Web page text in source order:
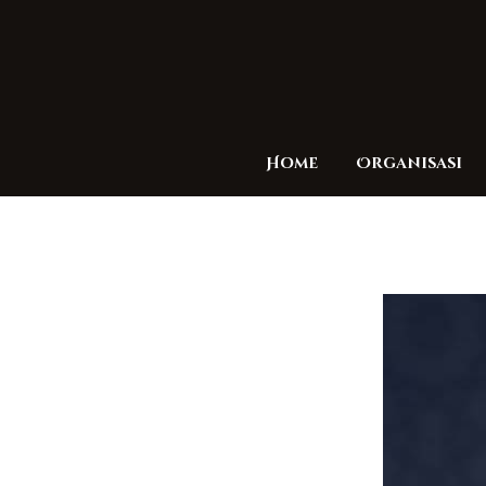
Home Organisasi